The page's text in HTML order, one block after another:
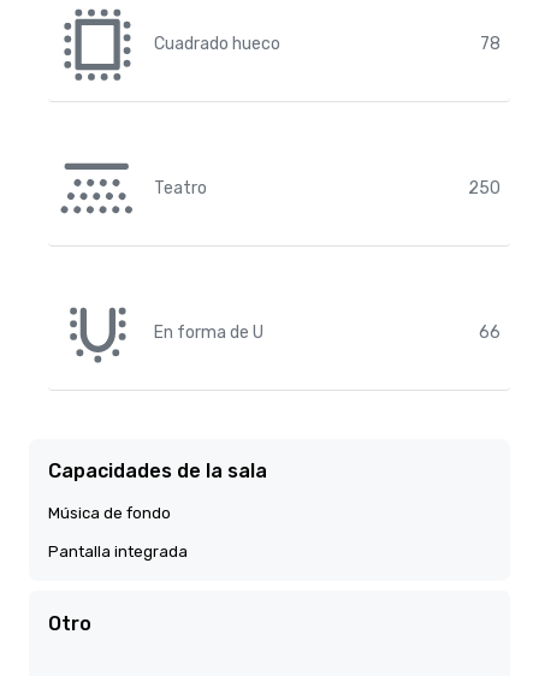
Cuadrado hueco 78
Teatro 250
En forma de U 66
Capacidades de la sala
Música de fondo
Pantalla integrada
Otro